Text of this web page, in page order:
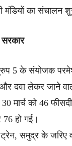
मंडियों का संचालन
ग्रुप 5 के संयोजक
दवा लेकर जाने
30 मार्च को 46
हो गई।
समुद्र के जरिए